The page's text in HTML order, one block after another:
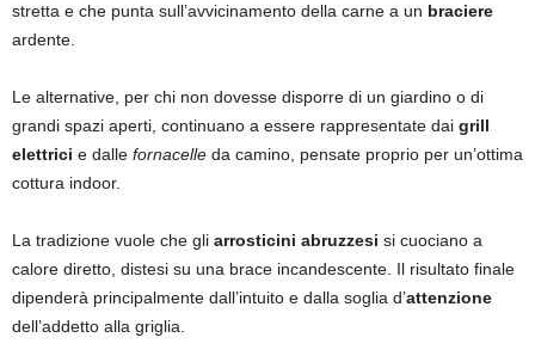
stretta e che punta sull’avvicinamento della carne a un braciere
ardente.
Le alternative, per chi non dovesse disporre di un giardino o di
grandi spazi aperti, continuano a essere rappresentate dai grill
elettrici e dalle fornacelle da camino, pensate proprio per un’ottima
cottura indoor.
La tradizione vuole che gli arrosticini abruzzesi si cuociano a
calore diretto, distesi su una brace incandescente. Il risultato finale
dipenderà principalmente dall’intuito e dalla soglia d’attenzione
dell’addetto alla griglia.